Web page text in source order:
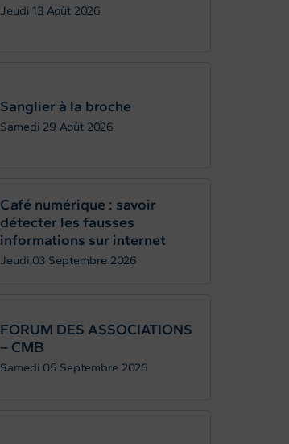
Jeudi 13 Août 2026
Sanglier à la broche
Samedi 29 Août 2026
Café numérique : savoir
détecter les fausses
informations sur internet
Jeudi 03 Septembre 2026
FORUM DES ASSOCIATIONS
– CMB
Samedi 05 Septembre 2026